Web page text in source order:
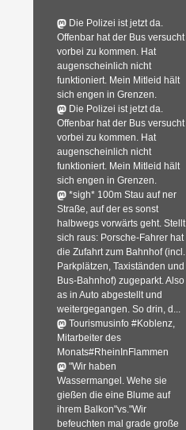
Die Polizei ist jetzt da.
Offenbar hat der Bus versucht
vorbei zu kommen. Hat
augenscheinlich nicht
funktioniert. Mein Mitleid hält
sich engen in Grenzen.
Die Polizei ist jetzt da.
Offenbar hat der Bus versucht
vorbei zu kommen. Hat
augenscheinlich nicht
funktioniert. Mein Mitleid hält
sich engen in Grenzen.
*sigh* 100m Stau auf ner
Straße, auf der es sonst
halbwegs vorwärts geht. Stellt
sich raus: Porsche-Fahrer hat
die Zufahrt zum Bahnhof (incl.
Parkplätzen, Taxiständen und
Bus-Bahnhof) zugeparkt. Also
as in Auto abgestellt und
weitergegangen. So drin, d...
Tourismusinfo #Koblenz,
Mitarbeiter des
Monats#RheinInFlammen
"Wir haben
Wassermangel. Wehe sie
gießen die eine Blume auf
ihrem Balkon"vs."Wir
befeuchten mal grade große